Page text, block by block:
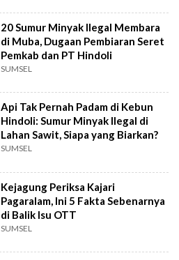
20 Sumur Minyak Ilegal Membara
di Muba, Dugaan Pembiaran Seret
Pemkab dan PT Hindoli
SUMSEL
Api Tak Pernah Padam di Kebun
Hindoli: Sumur Minyak Ilegal di
Lahan Sawit, Siapa yang Biarkan?
SUMSEL
Kejagung Periksa Kajari
Pagaralam, Ini 5 Fakta Sebenarnya
di Balik Isu OTT
SUMSEL